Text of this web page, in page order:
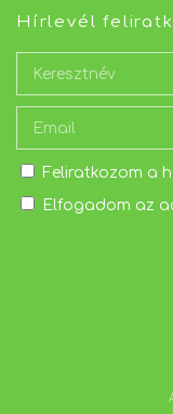
Hírlevél
Feliratkozom a
Elfogadom az